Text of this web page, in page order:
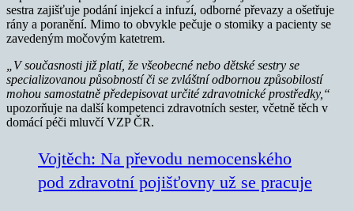
sestra zajišťuje podání injekcí a infuzí, odborné převazy a ošetřuje
rány a poranění. Mimo to obvykle pečuje o stomiky a pacienty se
zavedeným močovým katetrem.
„V současnosti již platí, že všeobecné nebo dětské sestry se
specializovanou působností či se zvláštní odbornou způsobilostí
mohou samostatně předepisovat určité zdravotnické prostředky,“
upozorňuje na další kompetenci zdravotních sester, včetně těch v
domácí péči mluvčí VZP ČR.
Vojtěch: Na převodu nemocenského
pod zdravotní pojišťovny už se pracuje